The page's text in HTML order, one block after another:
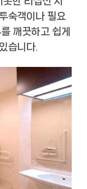
숙객이나 필요
깨끗하고 쉽게
습니다.